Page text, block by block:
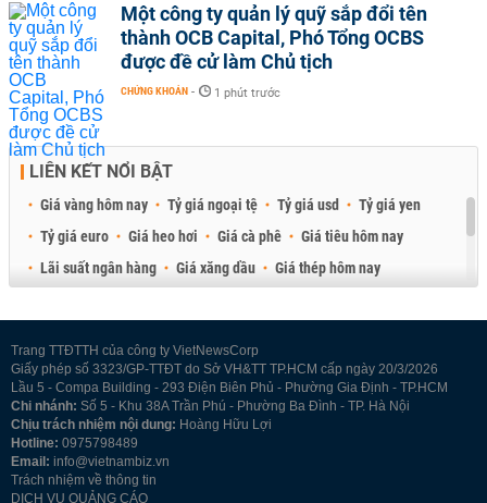
Một công ty quản lý quỹ sắp đổi tên
thành OCB Capital, Phó Tổng OCBS
được đề cử làm Chủ tịch
CHỨNG KHOÁN - 1 phút trước
LIÊN KẾT NỔI BẬT
Giá vàng hôm nay Tỷ giá ngoại tệ Tỷ giá usd
Tỷ giá yen
Tỷ giá euro
Giá heo hơi Giá cà phê
Giá tiêu hôm nay
Lãi suất ngân hàng
Giá xăng dầu
Giá thép hôm nay
Trang TTĐTTH của công ty VietNewsCorp
Giấy phép số 3323/GP-TTĐT do Sở VH&TT TP.HCM cấp ngày 20/3/2026
Lầu 5 - Compa Building - 293 Điện Biên Phủ - Phường Gia Định - TP.HCM
Chi nhánh: Số 5 - Khu 38A Trần Phú - Phường Ba Đình - TP. Hà Nội
Chịu trách nhiệm nội dung: Hoàng Hữu Lợi
Hotline: 0975798489
Email: info@vietnambiz.vn
Trách nhiệm về thông tin
DỊCH VỤ QUẢNG CÁO